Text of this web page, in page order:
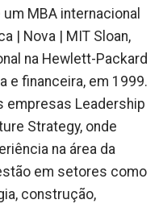
MBA internacional
| Nova | MIT Sloan,
na Hewlett-Packard
e financeira, em 1999.
empresas Leadership
Strategy, onde
na área da
em setores como
construção,